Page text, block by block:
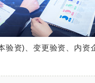
)、变更验资、内资